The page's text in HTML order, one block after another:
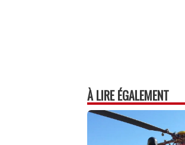
À LIRE ÉGALEMENT